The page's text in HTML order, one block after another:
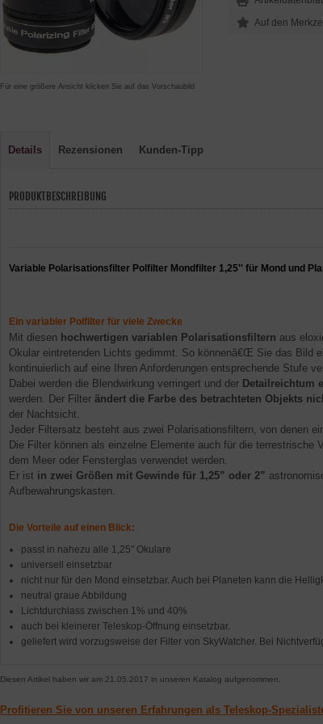
Für eine größere Ansicht klicken Sie auf das Vorschaubild
Details Rezensionen Kunden-Tipp
PRODUKTBESCHREIBUNG
Variable Polarisationsfilter Polfilter Mondfilter 1,25'' für Mond und
Ein variabler Polfilter für viele Zwecke
Mit diesen hochwertigen variablen Polarisationsfiltern aus
Okular eintretenden Lichts gedimmt. So könnenâ€Œ Sie das Bild
kontinuierlich auf eine Ihren Anforderungen entsprechende Stufe
Dabei werden die Blendwirkung verringert und der Detailreichtum
werden. Der Filter ändert die Farbe des betrachteten Objekts
der Nachtsicht.
Jeder Filtersatz besteht aus zwei Polarisationsfiltern, von denen
Die Filter können als einzelne Elemente auch für die terrestrische
dem Meer oder Fensterglas verwendet werden.
Er ist in zwei Größen mit Gewinde für 1,25” oder 2”
Aufbewahrungskasten.
Die Vorteile auf einen Blick:
passt in nahezu alle 1,25'' Okulare
universell einsetzbar
nicht nur für den Mond einsetzbar. Auch bei Planeten kann die
neutral graue Abbildung
Lichtdurchlass zwischen 1% und 40%
auch bei kleinerer Teleskop-Öffnung einsetzbar.
geliefert wird vorzugsweise der Filter von SkyWatcher. Bei
Diesen Artikel haben wir am 21.05.2017 in unseren Katalog aufgenommen.
Profitieren Sie von unseren Erfahrungen als Teleskop-